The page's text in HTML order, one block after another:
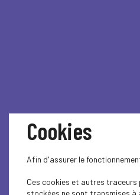
Cookies
Afin d'assurer le
Ces cookies et autres traceurs
stockées ne sont transmises